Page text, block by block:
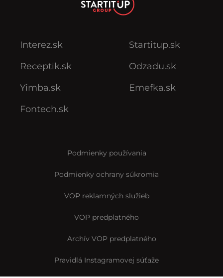
Interez.sk
Receptik.sk
Yimba.sk
Fontech.sk
Startitup.sk
Odzadu.sk
Emefka.sk
Podmienky používania
Podmienky ochrany súkromia
VOP reklamných služieb
VOP predplatného
Archív VOP predplatného
Pravidlá Instagramovej súťaže